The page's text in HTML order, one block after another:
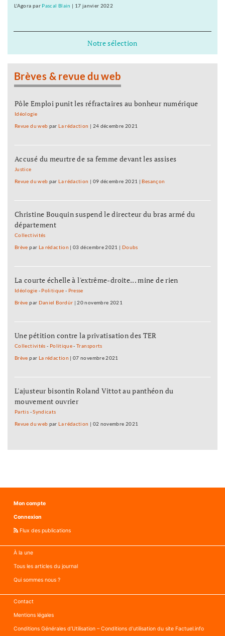
L'Agora par Pascal Blain | 17 janvier 2022
Notre sélection
Brèves & revue du web
Pôle Emploi punit les réfractaires au bonheur numérique
Idéologie
Revue du web parLa rédaction | 24 décembre 2021
Accusé du meurtre de sa femme devant les assises
Justice
Revue du web parLa rédaction | 09 décembre 2021 |Besançon
Christine Bouquin suspend le directeur du bras armé du
département
Collectivités
Brève par La rédaction |03 décembre 2021 | Doubs
La courte échelle à l'extrême-droite... mine de rien
Idéologie - Politique - Presse
Brève par Daniel Bordür |20 novembre 2021
Une pétition contre la privatisation des TER
Collectivités - Politique-Transports
Brève par La rédaction |07 novembre 2021
L'ajusteur bisontin Roland Vittot au panthéon du
mouvement ouvrier
Partis -Syndicats
Revue du web parLa rédaction | 02 novembre 2021
Mon compte
Connexion
Flux des publications
À la une
Tous les articles du journal
Qui sommes nous ?
Contact
Mentions légales
Conditions Générales d’Utilisation – Conditions d’utilisation du site Factuel.info